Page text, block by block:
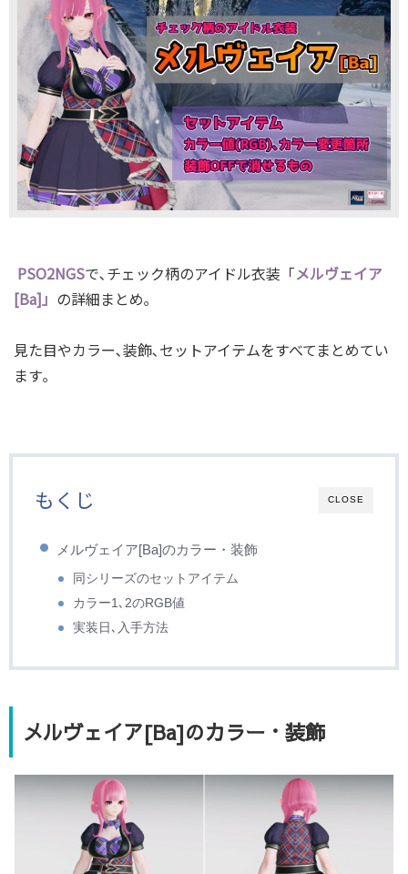
PSO2NGSで､チェック柄のアイドル衣装「メルヴェイア
[Ba]」 の詳細まとめ｡
見た目やカラー､装飾､セットアイテムをすべてまとめてい
ます｡
CLOSE
もくじ
メルヴェイア[Ba]のカラー・装飾
同シリーズのセットアイテム
カラー1､2のRGB値
実装日､入手方法
メルヴェイア[Ba]のカラー・装飾